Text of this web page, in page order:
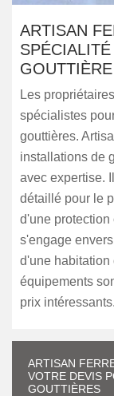
ARTISAN
Les
spécialistes
gouttières.
installations de
avec expertise.
détaillé pour le
d'une protection
s'engage
d'une habitation
équipements
prix intéressants.
ARTISAN
VOTRE DEVIS
GOUTTIÈRES